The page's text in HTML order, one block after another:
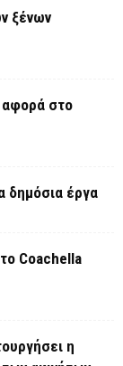
ξένων
αφορά στο
δημόσια έργα
Coachella
η